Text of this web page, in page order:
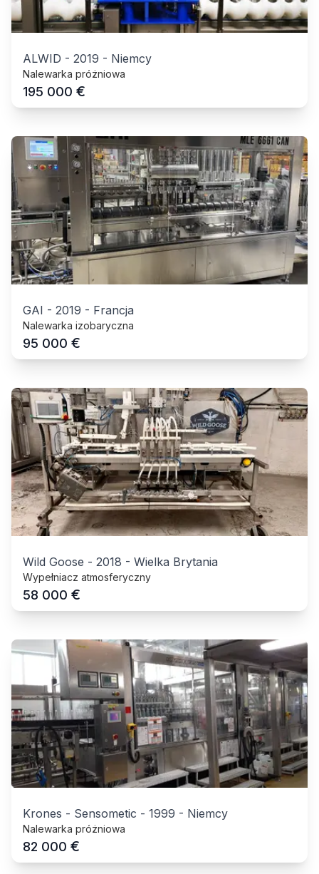
ALWID - 2019 - Niemcy
Nalewarka próżniowa
195 000 €
GAI - 2019 - Francja
Nalewarka izobaryczna
95 000 €
Wild Goose - 2018 - Wielka Brytania
Wypełniacz atmosferyczny
58 000 €
Krones - Sensometic - 1999 - Niemcy
Nalewarka próżniowa
82 000 €